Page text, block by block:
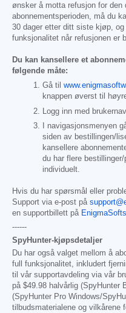
ønsker å motta refusjon for den
abonnementsperioden, må du
30 dager etter ditt siste kjøp,
funksjonalitet når refusjonen er
Du kan kansellere et
følgende måte:
Gå til
knappen øverst til
Logg inn med
I navigasjonsmenyen
siden av bestillingen/
kansellere
du har flere
individuelt.
Hvis du har spørsmål eller
Support via e-post på
en supportbillett på
------
SpyHunter-kjøpsdetaljer
Du har også valget mellom å
full funksjonalitet, inkludert
til vår supportavdeling via vår
på $49.98 halvårlig (SpyHunter
(SpyHunter Pro Windows/
tilbudsmaterialene og vilkårene